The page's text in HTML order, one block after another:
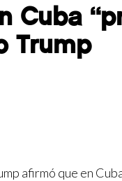
Cuba
Trump
afirmó que en